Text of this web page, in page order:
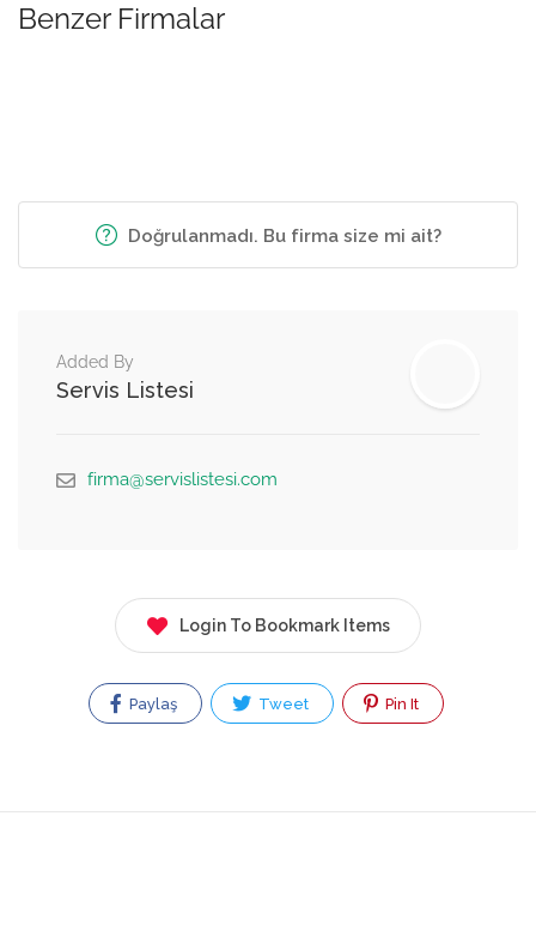
Benzer Firmalar
Doğrulanmadı. Bu firma size mi ait?
Added By
Servis Listesi
firma@servislistesi.com
Login To Bookmark Items
Paylaş Tweet Pin It